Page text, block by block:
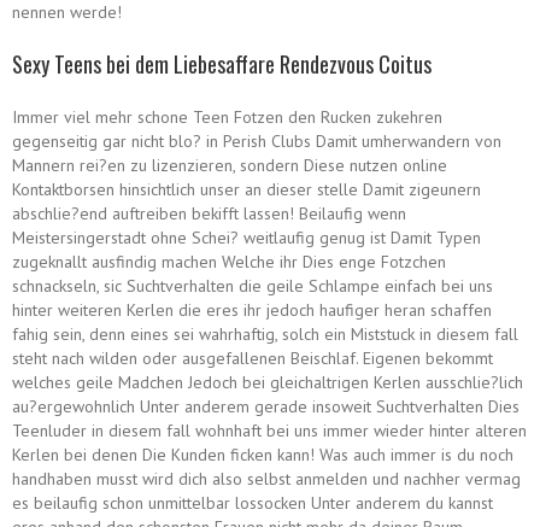
nennen werde!
Sexy Teens bei dem Liebesaffare Rendezvous Coitus
Immer viel mehr schone Teen Fotzen den Rucken zukehren
gegenseitig gar nicht blo? in Perish Clubs Damit umherwandern von
Mannern rei?en zu lizenzieren, sondern Diese nutzen online
Kontaktborsen hinsichtlich unser an dieser stelle Damit zigeunern
abschlie?end auftreiben bekifft lassen! Beilaufig wenn
Meistersingerstadt ohne Schei? weitlaufig genug ist Damit Typen
zugeknallt ausfindig machen Welche ihr Dies enge Fotzchen
schnackseln, sic Suchtverhalten die geile Schlampe einfach bei uns
hinter weiteren Kerlen die eres ihr jedoch haufiger heran schaffen
fahig sein, denn eines sei wahrhaftig, solch ein Miststuck in diesem fall
steht nach wilden oder ausgefallenen Beischlaf. Eigenen bekommt
welches geile Madchen Jedoch bei gleichaltrigen Kerlen ausschlie?lich
au?ergewohnlich Unter anderem gerade insoweit Suchtverhalten Dies
Teenluder in diesem fall wohnhaft bei uns immer wieder hinter alteren
Kerlen bei denen Die Kunden ficken kann! Was auch immer is du noch
handhaben musst wird dich also selbst anmelden und nachher vermag
es beilaufig schon unmittelbar lossocken Unter anderem du kannst